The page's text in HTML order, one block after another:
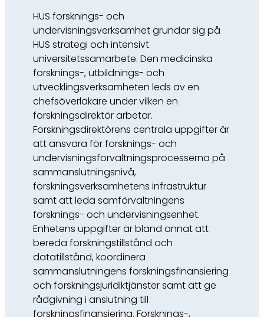
HUS forsknings- och
undervisningsverksamhet grundar sig på
HUS strategi och intensivt
universitetssamarbete. Den medicinska
forsknings-, utbildnings- och
utvecklingsverksamheten leds av en
chefsöverläkare under vilken en
forskningsdirektör arbetar.
Forskningsdirektörens centrala uppgifter är
att ansvara för forsknings- och
undervisningsförvaltningsprocesserna på
sammanslutningsnivå,
forskningsverksamhetens infrastruktur
samt att leda samförvaltningens
forsknings- och undervisningsenhet.
Enhetens uppgifter är bland annat att
bereda forskningstillstånd och
datatillstånd, koordinera
sammanslutningens forskningsfinansiering
och forskningsjuridiktjänster samt att ge
rådgivning i anslutning till
forskningsfinansiering. Forsknings-,